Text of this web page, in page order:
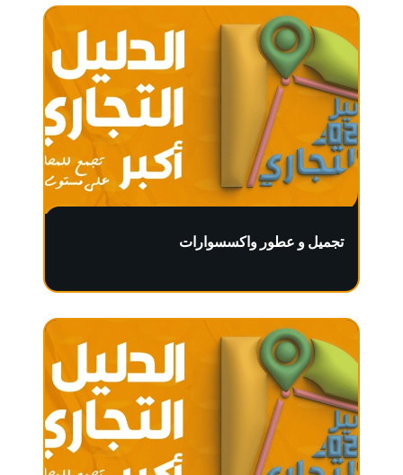
تجميل و عطور واكسسوارات